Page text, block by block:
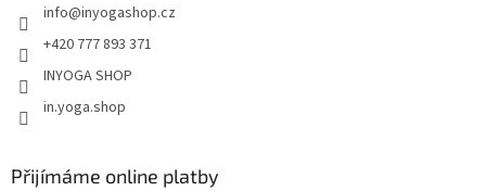
info@inyogashop.cz
+420 777 893 371
INYOGA SHOP
in.yoga.shop
Přijímáme online platby